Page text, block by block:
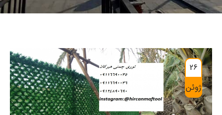
26
ژوئن